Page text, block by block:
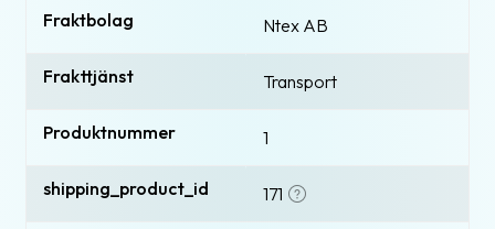
Fraktbolag Ntex AB
Frakttjänst Transport
Produktnummer 1
shipping_product_id 171